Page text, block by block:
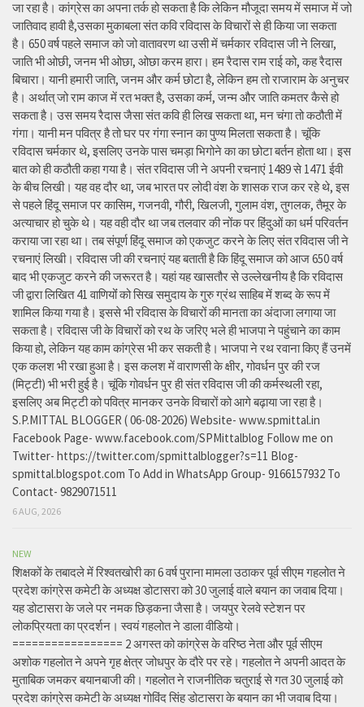
जा रहा है। कांग्रेस का अपना तर्क हो सकता है कि लेकिन मौजूदा समय में समाज में जो
जातिवाद हावी है,उसका मुकाबला संत कवि रविदास के विचारों से ही किया जा सकता
है। 650 वर्ष पहले समाज को जो वातावरण था उसी में चर्मकार रविदास जी ने लिखा,
जाति भी ओछी, जनम भी ओछा, ओछा करम हारा। हम रैदास राम राई को, कह रैदास
बिचारा। यानी हमारी जाति, जनम और कर्म छोटा है, लेकिन हम तो राजाराम के अनुचर
है। अर्थात् जो राम काज में रत भक्त है, उसका कर्म, जन्म और जाति कमतर कैसे हो
सकता है। उस समय रैदास जैसा संत कवि ही लिख सकता था, मन चंगा तो कठौती में
गंगा। यानी मन पवित्र है तो घर पर गंगा स्नान का पुण्य मिलता सकता है। चूंकि
रविदास चर्मकार थे, इसलिए उनके पास चमड़ा भिगोने का का छोटा बर्तन होता था। इस
बात को ही कठौती कहा गया है। संत रविदास जी ने अपनी रचनाएं 1489 से 1471 ईवी
के बीच लिखी। यह वह दौर था, जब भारत पर लोदी वंश के शासक राज कर रहे थे, इस
से पहले हिंदू समाज पर कासिम, गजनवी, गौरी, खिलजी, गुलाम वंश, तुगलक, तैमूर के
अत्याचार हो चुके थे। यह वही दौर था जब तलवार की नोंक पर हिंदुओं का धर्म परिवर्तन
कराया जा रहा था। तब संपूर्ण हिंदू समाज को एकजुट करने के लिए संत रविदास जी ने
रचनाएं लिखी। रविदास जी की रचनाएं यह बताती है कि हिंदू समाज को आज 650 वर्ष
बाद भी एकजुट करने की जरूरत है। यहां यह खासतौर से उल्लेखनीय है कि रविदास
जी द्वारा लिखित 41 वाणियोंं को सिख समुदाय के गुरु ग्रंथ साहिब में शब्द के रूप में
शामिल किया गया है। इससे भी रविदास के विचारों की मानता का अंदाजा लगाया जा
सकता है। रविदास जी के विचारों को रथ के जरिए भले ही भाजपा ने पहुंचाने का काम
किया हो, लेकिन यह काम कांग्रेस भी कर सकती है। भाजपा ने रथ रवाना किए हैं उनमें
एक कलश भी रखा हुआ है। इस कलश में वाराणसी के क्षीर, गोवर्धन पुर की रज
(मिट्टी) भी भरी हुई है। चूंकि गोवर्धन पुर ही संत रविदास जी की कर्मस्थली रहा,
इसलिए अब मिट्टी को पवित्र मानकर उनके विचारों को आगे बढ़ाया जा रहा है।
S.P.MITTAL BLOGGER ( 06-08-2026) Website- www.spmittal.in
Facebook Page- www.facebook.com/SPMittalblog Follow me on
Twitter- https://twitter.com/spmittalblogger?s=11 Blog-
spmittal.blogspot.com To Add in WhatsApp Group- 9166157932 To
Contact- 9829071511
6 AUG, 2026
NEW
शिक्षकों के तबादले में रिश्वतखोरी का 6 वर्ष पुराना मामला उठाकर पूर्व सीएम गहलोत ने
प्रदेश कांग्रेस कमेटी के अध्यक्ष डोटासरा को 30 जुलाई वाले बयान का जवाब दिया।
यह डोटासरा के जले पर नमक छिड़कना जैसा है। जयपुर रेलवे स्टेशन पर
लोकप्रियता का प्रदर्शन। स्वयं गहलोत ने डाला वीडियो।
================= 2 अगस्त को कांग्रेस के वरिष्ठ नेता और पूर्व सीएम
अशोक गहलोत ने अपने गृह क्षेत्र जोधपुर के दौरे पर रहे। गहलोत ने अपनी आदत के
मुताबिक जमकर बयानबाजी की। गहलोत ने राजनीतिक चतुराई से गत 30 जुलाई को
प्रदेश कांग्रेस कमेटी के अध्यक्ष गोविंद सिंह डोटासरा के बयान का भी जवाब दिया।